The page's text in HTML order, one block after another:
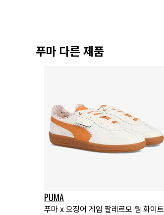
푸마 다른 제품
PUMA
푸마 x 오징어 게임 팔레르모 웜 화이트